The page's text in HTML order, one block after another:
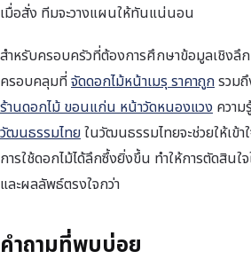
เมื่อสั่ง ทีมจะวางแผนให้ทันแน่นอน
สำหรับครอบครัวที่ต้องการศึกษาข้อมูลเชิง
ครอบคลุมที่จัดดอกไม้หน้าเมรุ ราคาถูกรวม
ร้านดอกไม้ ขอนแก่น หน้าวัดหนองแวง ควา
วัฒนธรรมไทยในวัฒนธรรมไทยจะช่วยให้เข้
การใช้ดอกไม้ได้ลึกซึ้งยิ่งขึ้น ทำให้การตัดสิน
และผลลัพธ์ตรงใจกว่า
คำถามที่พบบ่อย